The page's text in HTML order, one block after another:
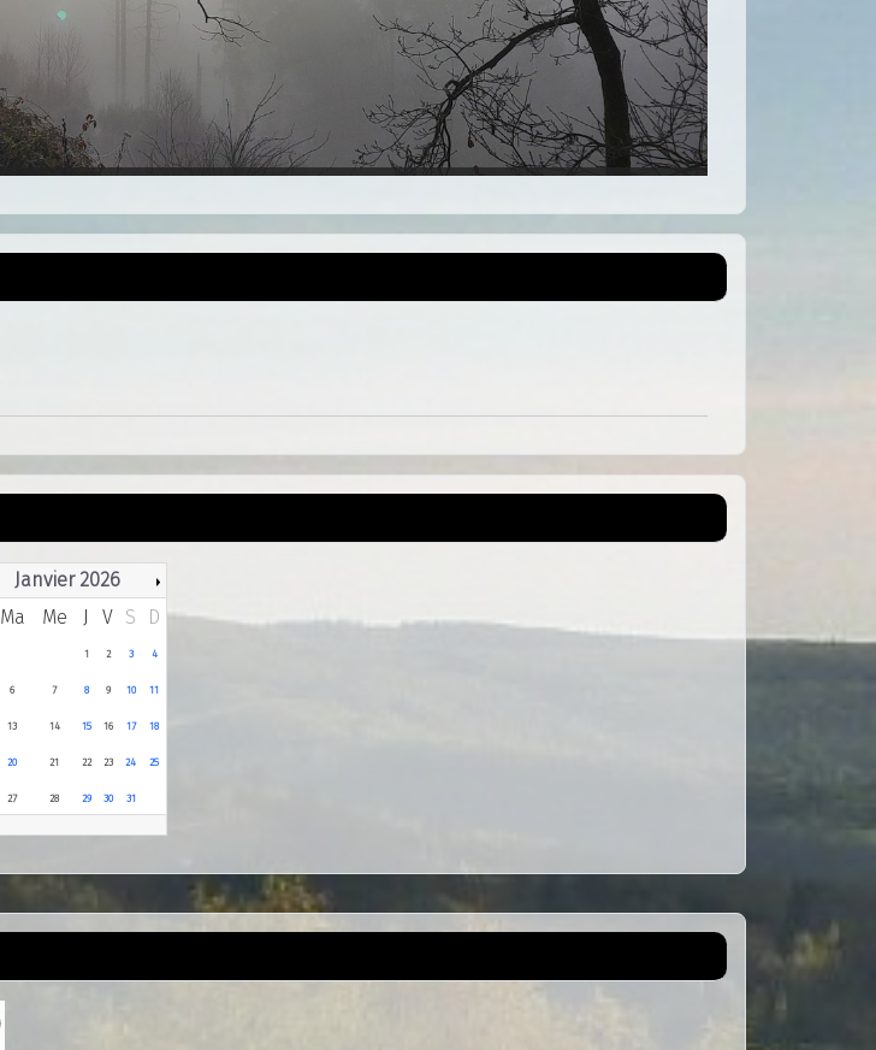
Janvier 2026
Ma Me J V S D
1 2 3 4
6 7 8 9 10 11
13 14 15 16 17 18
20 21 22 23 24 25
27 28 29 30 31